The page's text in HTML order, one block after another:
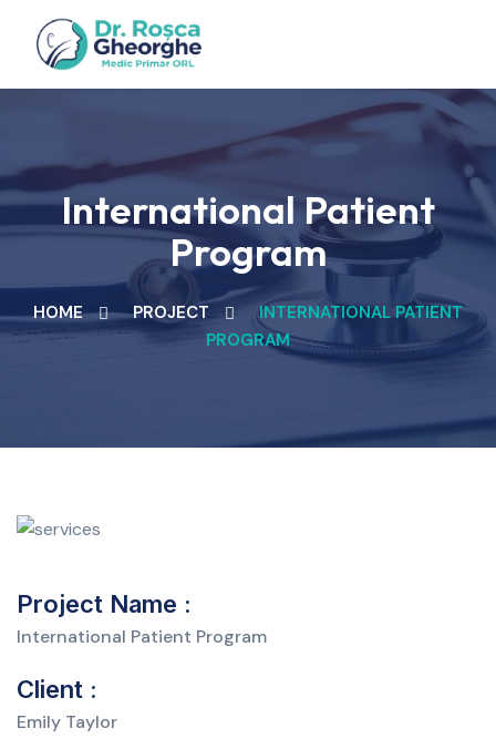
International Patient
Program
HOME PROJECT
INTERNATIONAL PATIENT
PROGRAM
Project Name :
International Patient Program
Client :
Emily Taylor